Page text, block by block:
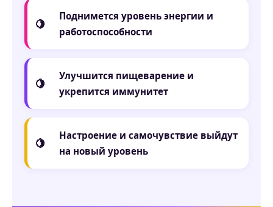
Поднимется уровень энергии и
работоспособности
Улучшится пищеварение и
укрепится иммунитет
Настроение и самочувствие выйдут
на новый уровень